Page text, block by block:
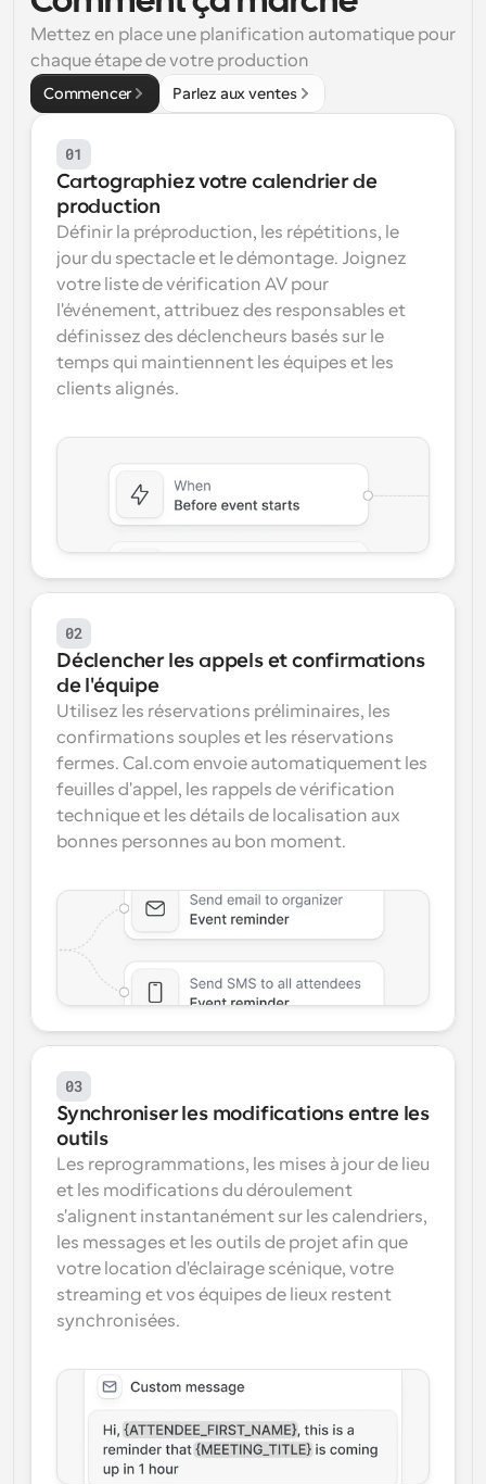
Flux de travail
Automatiser la planification et les rappels
Blog
jour
Réunions instantanées
Rencontrez des clients en quelques minutes
Liens de groupe dynamique
Réservez facilement des réunions avec plusieurs
personnes
Webhooks
Soyez informé lorsque quelque chose se passe
Mettez en place une planification automatique pour
chaque étape de votre production
Commencer Parlez aux ventes
01
Cartographiez votre calendrier de
production
Définir la préproduction, les répétitions, le
jour du spectacle et le démontage. Joignez
votre liste de vérification AV pour
l'événement, attribuez des responsables et
définissez des déclencheurs basés sur le
temps qui maintiennent les équipes et les
clients alignés.
02
Déclencher les appels et confirmations
de l'équipe
Utilisez les réservations préliminaires, les
confirmations souples et les réservations
fermes. Cal.com envoie automatiquement les
feuilles d'appel, les rappels de vérification
technique et les détails de localisation aux
bonnes personnes au bon moment.
03
Synchroniser les modifications entre les
outils
Les reprogrammations, les mises à jour de lieu
et les modifications du déroulement
s'alignent instantanément sur les calendriers,
les messages et les outils de projet afin que
votre location d'éclairage scénique, votre
streaming et vos équipes de lieux restent
synchronisées.